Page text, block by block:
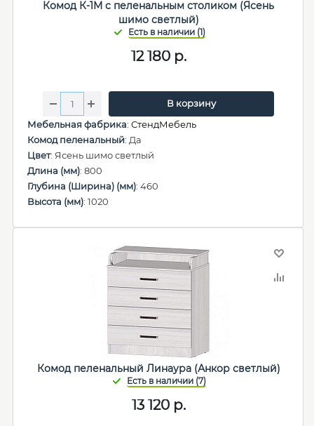
Комод К-1М с пеленальным столиком (Ясень
шимо светлый)
12 180р.
В корзину
Мебельная фабрика: СтендМебель
Комод пеленальный: Да
Цвет: Ясень шимо светлый
Длина (мм): 800
Глубина (Ширина) (мм): 460
Высота (мм): 1020
Комод пеленальный Линаура (Анкор светлый)
13 120р.